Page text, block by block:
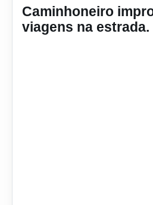
Caminhoneiro
viagens na estrada.